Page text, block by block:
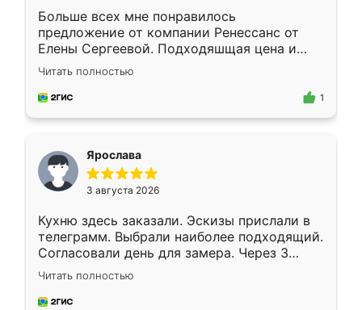
Больше всех мне понравилось
предложение от компании Ренессанс от
Елены Сергеевой. Подходяшщая цена и
короткие сроки изготовления. Приехавший
для замера сотрудник Владислав
предложил по моему эскизу самый
Читать полностью
1
Ярослава
3 августа 2026
Кухню здесь заказали. Эскизы прислали в
телеграмм. Выбрали наиболее подходящий.
Согласовали день для замера. Через 3
недели кухня была уже готова. Остались
довольны работой. Спасибо Ренессанс
мебель за качественную работу!
Читать полностью